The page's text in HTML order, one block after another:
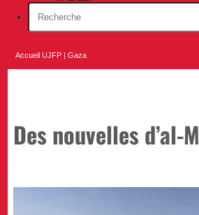
Accueil UJFP |Gaza
Des nouvelles d’al-